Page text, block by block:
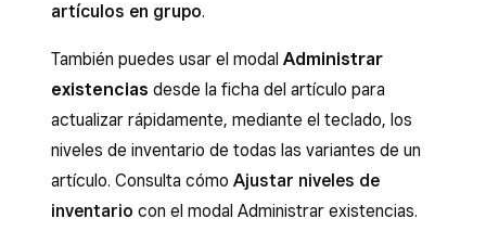
artículos en grupo.
También puedes usar el modal Administrar
existencias desde la ficha del artículo para
actualizar rápidamente, mediante el teclado, los
niveles de inventario de todas las variantes de un
artículo. Consulta cómo Ajustar niveles de
inventario con el modal Administrar existencias.